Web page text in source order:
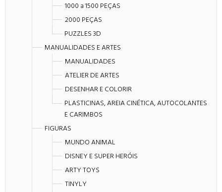
1000 a 1500 PEÇAS
2000 PEÇAS
PUZZLES 3D
MANUALIDADES E ARTES
MANUALIDADES
ATELIER DE ARTES
DESENHAR E COLORIR
PLASTICINAS, AREIA CINÉTICA, AUTOCOLANTES
E CARIMBOS
FIGURAS
MUNDO ANIMAL
DISNEY E SUPER HERÓIS
ARTY TOYS
TINYLY